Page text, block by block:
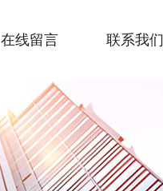
在线留言 联系我们